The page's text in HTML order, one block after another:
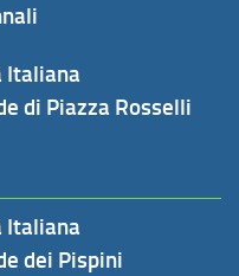
Italiana
di Piazza Rosselli
Italiana
dei Pispini